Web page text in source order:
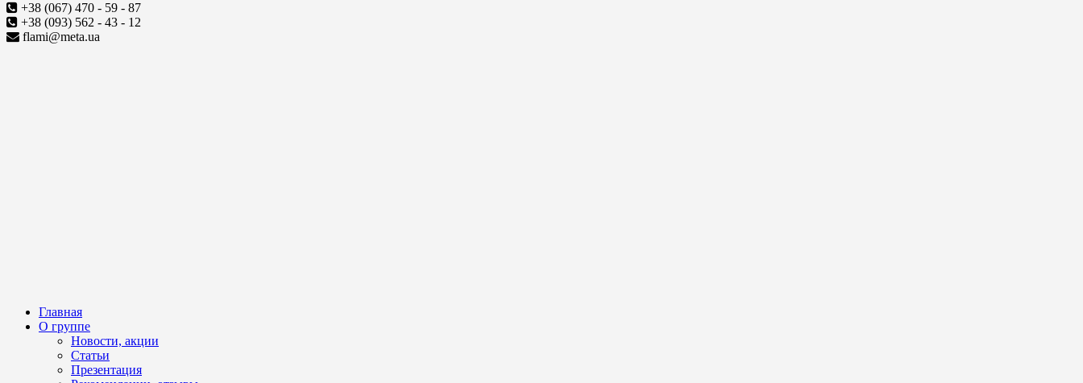
+38 (067) 470 - 59 - 87
+38 (093) 562 - 43 - 12
flami@meta.ua
Главная
О группе
Новости, акции
Статьи
Презентация